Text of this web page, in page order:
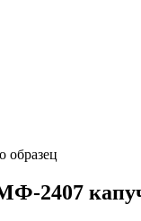
2407